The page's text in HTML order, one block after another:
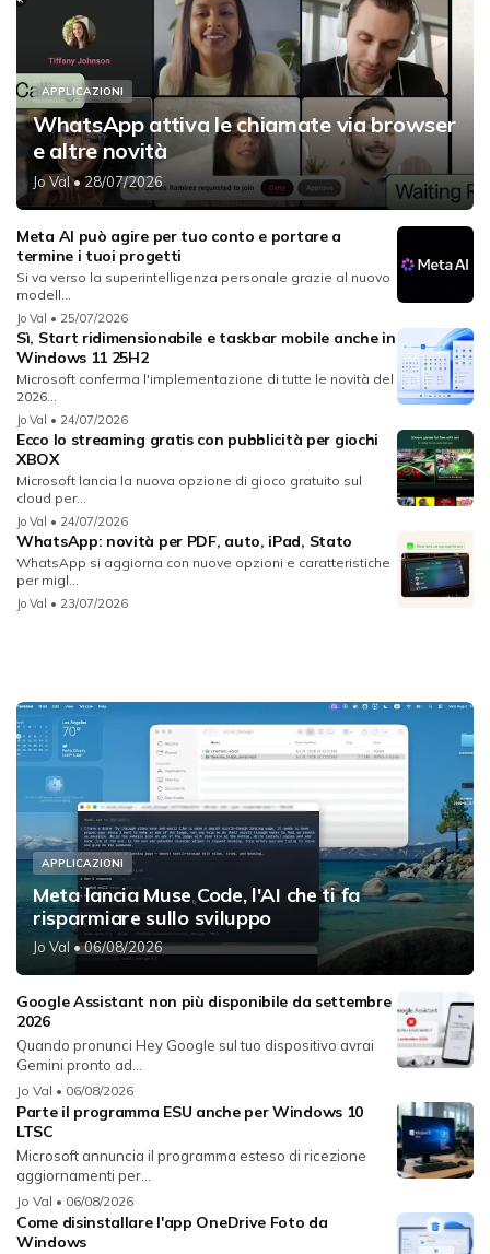
APPLICAZIONI
WhatsApp attiva le chiamate via browser
e altre novità
Jo Val• 28/07/2026
Meta AI può agire per tuo conto e portare a
termine i tuoi progetti
Si va verso la superintelligenza personale grazie al nuovo
modell...
Jo Val • 25/07/2026
Sì, Start ridimensionabile e taskbar mobile anche in
Windows 11 25H2
Microsoft conferma l'implementazione di tutte le novità del
2026...
Jo Val • 24/07/2026
Ecco lo streaming gratis con pubblicità per giochi
XBOX
Microsoft lancia la nuova opzione di gioco gratuito sul
cloud per...
Jo Val • 24/07/2026
WhatsApp: novità per PDF, auto, iPad, Stato
WhatsApp si aggiorna con nuove opzioni e caratteristiche
per migl...
Jo Val • 23/07/2026
APPLICAZIONI
Meta lancia Muse Code, l'AI che ti fa
risparmiare sullo sviluppo
Jo Val • 06/08/2026
Google Assistant non più disponibile da settembre
2026
Quando pronunci Hey Google sul tuo dispositivo avrai
Gemini pronto ad...
Jo Val • 06/08/2026
Parte il programma ESU anche per Windows 10
LTSC
Microsoft annuncia il programma esteso di ricezione
aggiornamenti per...
Jo Val • 06/08/2026
Come disinstallare l'app OneDrive Foto da
Windows